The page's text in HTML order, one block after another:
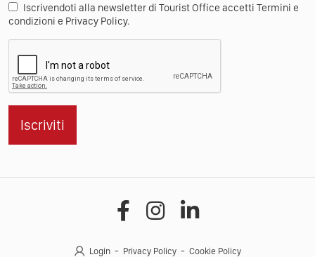
Iscrivendoti alla newsletter di Tourist Office accetti Termini e
condizioni e Privacy Policy.
Iscriviti
Login Privacy Policy Cookie Policy